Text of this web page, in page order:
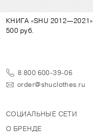
КНИГА «SHU 2012—2021»
500 руб.
8 800 600-39-06
order@shuclothes.ru
СОЦИАЛЬНЫЕ СЕТИ
О БРЕНДЕ